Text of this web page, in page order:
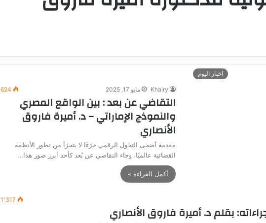
اخبار اليوم
Khairy مايو 17, 2025 624
التقاضي عن بعد : بين الواقع المصري
والنموذج الإماراتي – د. أميرة فاروق
الأنصاري
مقدمة أضحى التحول الرقمي جزءًا لا يتجزأ من تطور الأنظمة
القضائية عالميًا، وجاء التقاضي عن بُعد كأحد أبرز صور هذا…
أكمل القراءة »
1٬317
بقلم د. أميرة فاروق الأنصاري